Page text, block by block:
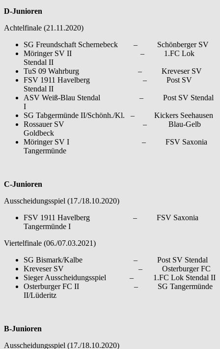
D-Junioren
Achtelfinale (21.11.2020)
SG Freundschaft Schernebeck – Schönberger SV
Möringer SV II – 1.FC Lok
Stendal II
TuS 09 Wahrburg – Kreveser SV
FSV 1911 Havelberg – Post SV
Stendal II
ASV Weiß-Blau Stendal – Post SV Stendal
I
SG Tabgermünde II/Schönh./Kl. – Kickers Seehausen
Rossauer SV – Blau-Gelb
Goldbeck
Möringer SV I – FSV Saxonia
Tangermünde
C-Junioren
Ausscheidungsspiel (17./18.10.2020)
FSV 1911 Havelberg – FSV Saxonia
Tangermünde I
Viertelfinale (06./07.03.2021)
SG Bismark/Kalbe – Post SV Stendal
Kreveser SV – Osterburger FC
Sieger Ausscheidungsspiel – 1.FC Lok Stendal II
Osterburger FC II – SG Tangermünde
II/Lüderitz
B-Junioren
Ausscheidungsspiel (17./18.10.2020)